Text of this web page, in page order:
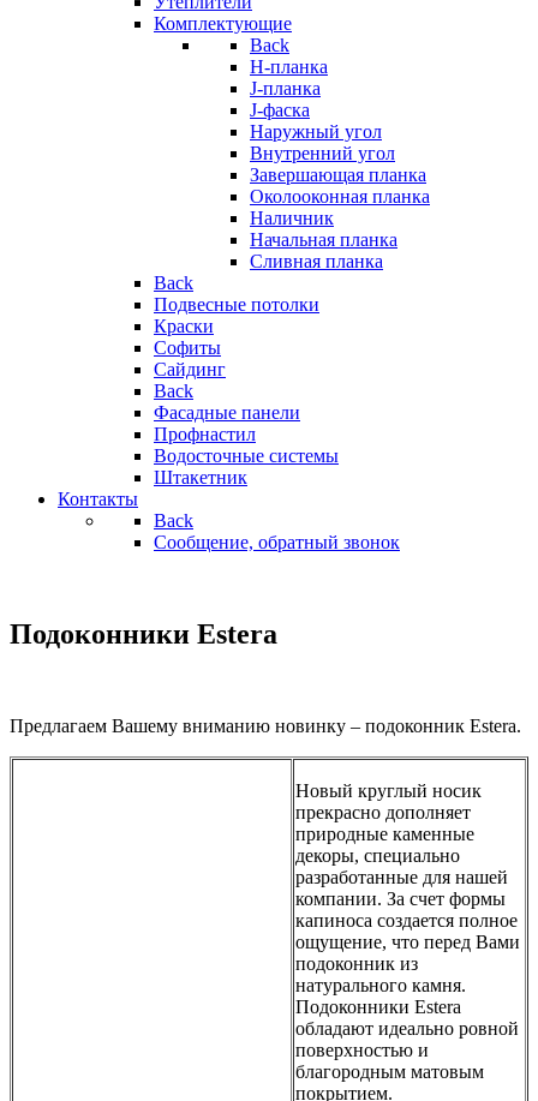
Комплектующие
Back
H-планка
J-планка
J-фаска
Наружный угол
Внутренний угол
Завершающая планка
Околооконная планка
Наличник
Начальная планка
Сливная планка
Back
Подвесные потолки
Краски
Софиты
Сайдинг
Back
Фасадные панели
Профнастил
Водосточные системы
Штакетник
Контакты
Back
Сообщение, обратный звонок
Подоконники Estera
Предлагаем Вашему вниманию новинку – подоконник Estera.
Новый круглый носик
прекрасно дополняет
природные каменные
декоры, специально
разработанные для нашей
компании. За счет формы
капиноса создается полное
ощущение, что перед Вами
подоконник из
натурального камня.
Подоконники Estera
обладают идеально ровной
поверхностью и
благородным матовым
покрытием.